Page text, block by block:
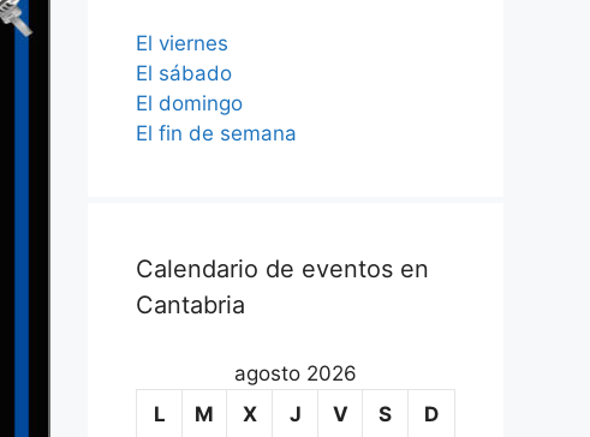
El viernes
El sábado
El domingo
El fin de semana
Calendario de eventos en
Cantabria
agosto 2026
L
M X J V S D